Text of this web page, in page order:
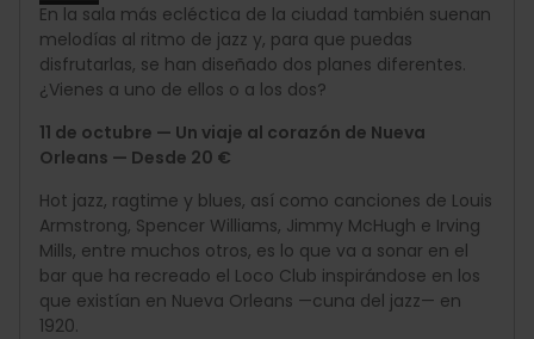
En la sala más ecléctica de la ciudad también suenan
melodías al ritmo de jazz y, para que puedas
disfrutarlas, se han diseñado dos planes diferentes.
¿Vienes a uno de ellos o a los dos?
11 de octubre — Un viaje al corazón de Nueva
Orleans — Desde 20 €
Hot jazz, ragtime y blues, así como canciones de Louis
Armstrong, Spencer Williams, Jimmy McHugh e Irving
Mills, entre muchos otros, es lo que va a sonar en el
bar que ha recreado el Loco Club inspirándose en los
que existían en Nueva Orleans —cuna del jazz— en
1920.